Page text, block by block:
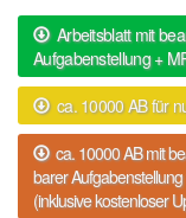
Arbeitsblatt mit
Aufgabenstellung +
ca. 10000 AB für
ca. 10000 AB mit
barer
(inklusive kostenloser